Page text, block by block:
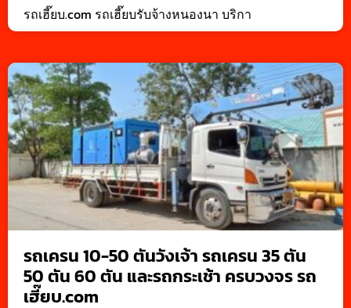
รถเฮี๊ยบ.com รถเฮี๊ยบรับจ้างหนองนา บริกา
รถเครน 10-50 ตันวังเจ้า รถเครน 35 ตัน
50 ตัน 60 ตัน และรถกระเช้า ครบวงจร รถ
เฮี๊ยบ.com